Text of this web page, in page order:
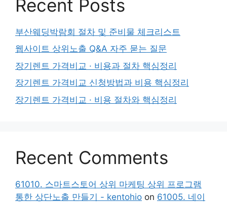
Recent Posts
부산웨딩박람회 절차 및 준비물 체크리스트
웹사이트 상위노출 Q&A 자주 묻는 질문
장기렌트 가격비교 · 비용과 절차 핵심정리
장기렌트 가격비교 신청방법과 비용 핵심정리
장기렌트 가격비교 · 비용 절차와 핵심정리
Recent Comments
61010. 스마트스토어 상위 마케팅 상위 프로그램
통한 상단노출 만들기 - kentohio on 61005. 네이